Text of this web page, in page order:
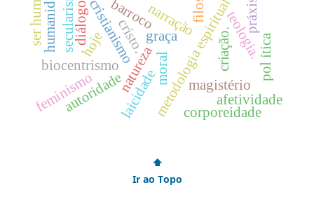
cristianismo graça
diálogo. narração
metodologia espiritual
barroco
natureza magistério
teologia.
secularismo
biocentrismo criação.
moral
autoridade
pol ítica
humanidade cristo.
práxis
laicidade afetividade
feminismo
hoje
corporeidade
⬆
Ir ao Topo